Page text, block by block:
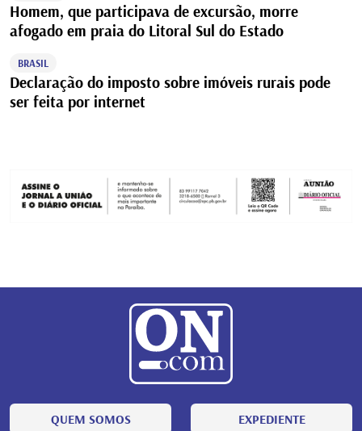
Homem, que participava de excursão, morre
afogado em praia do Litoral Sul do Estado
BRASIL
Declaração do imposto sobre imóveis rurais pode
ser feita por internet
QUEM SOMOS EXPEDIENTE